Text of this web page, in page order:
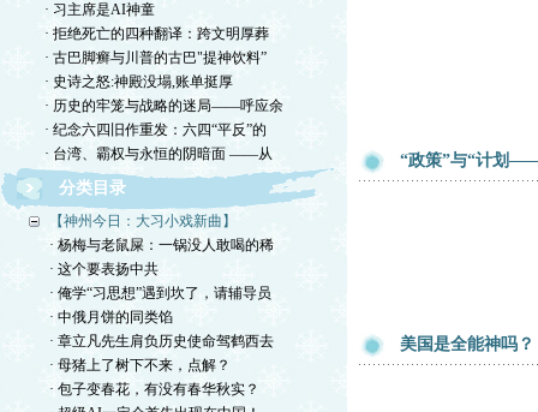
· 习主席是AI神童
· 拒绝死亡的四种翻译：跨文明厚葬
· 古巴脚癣与川普的古巴"提神饮料”
· 史诗之怒:神殿没塌,账单挺厚
· 历史的牢笼与战略的迷局——呼应余
· 纪念六四旧作重发：六四“平反”的
· 台湾、霸权与永恒的阴暗面 ——从
分类目录
【神州今日：大习小戏新曲】
· 杨梅与老鼠屎：一锅没人敢喝的稀
· 这个要表扬中共
· 俺学“习思想”遇到坎了，请辅导员
· 中俄月饼的同类馅
· 章立凡先生肩负历史使命驾鹤西去
· 母猪上了树下不来，点解？
· 包子变春花，有没有春华秋实？
“政策”与“计划
美国是全能神吗？